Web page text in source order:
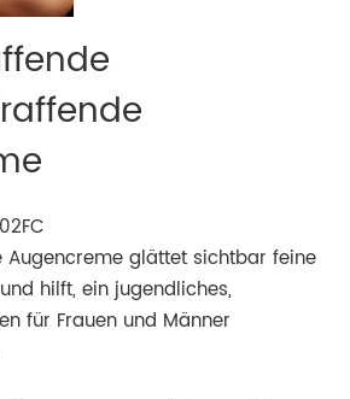
Augencreme glättet sichtbar feine
hilft, ein jugendliches,
für Frauen und Männer